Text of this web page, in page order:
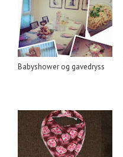
Babyshower og gavedryss